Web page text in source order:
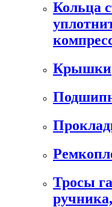
Кольца
Крышки
Тросы